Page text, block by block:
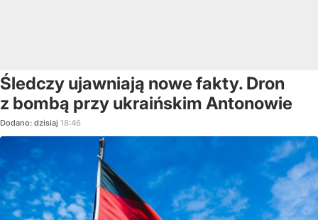
Śledczy ujawniają nowe fakty. Dron
z bombą przy ukraińskim Antonowie
Dodano: dzisiaj 18:46